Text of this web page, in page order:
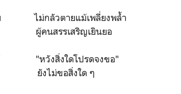
ย ไม่กลัวตายแม้เพลี่ยงพล้ำ
ำ ผู้คนสรรเสริญเยินยอ
ไว้ "หวังสิ่งใดโปรดจงขอ"
ยังไม่ขอสิ่งใด ๆ